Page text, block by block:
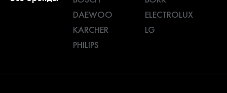
DAEWOO
ELECTROLUX
KARCHER
LG
PHILIPS